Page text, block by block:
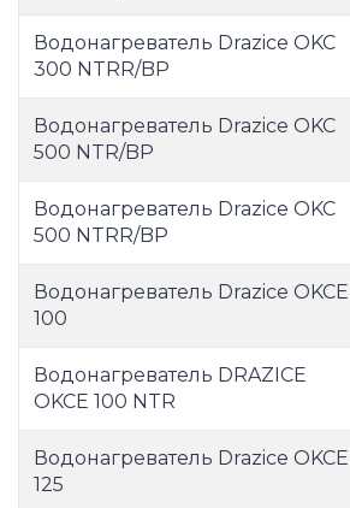
Водонагреватель Drazice OKC
300 NTRR/BP
Водонагреватель Drazice OKC
500 NTR/BP
Водонагреватель Drazice OKC
500 NTRR/BP
Водонагреватель Drazice OKCE
100
Водонагреватель DRAZICE
OKCE 100 NTR
Водонагреватель Drazice OKCE
125